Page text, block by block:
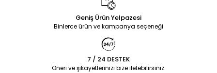
Geniş Ürün Yelpazesi
Binlerce ürün ve kampanya seçeneği
7 / 24 DESTEK
Öneri ve şikayetlerinizi bize iletebilirsiniz.